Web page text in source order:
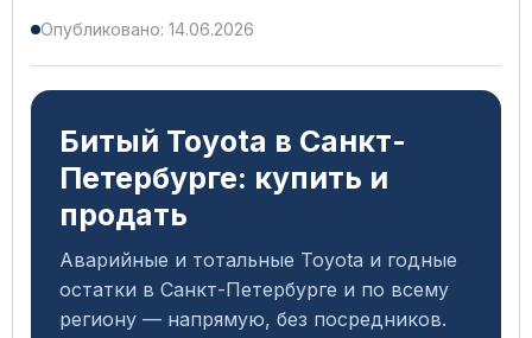
Опубликовано: 14.06.2026
Битый Toyota в Санкт-
Петербурге: купить и
продать
Аварийные и тотальные Toyota и годные
остатки в Санкт-Петербурге и по всему
региону — напрямую, без посредников.